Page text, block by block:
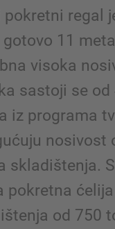
pokretni regal
11
visoka
sastoji se od
iz programa
nosivost
skladištenja.
pokretna
od 750